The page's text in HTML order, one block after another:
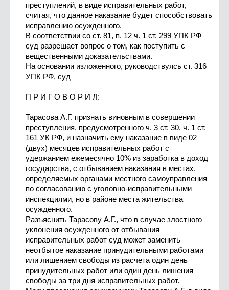
преступлений, в виде исправительных работ,
считая, что данное наказание будет способствовать
исправлению осужденного.
В соответствии со ст. 81, п. 12 ч. 1 ст. 299 УПК РФ
суд разрешает вопрос о том, как поступить с
вещественными доказательствами.
На основании изложенного, руководствуясь ст. 316
УПК РФ, суд
П Р И Г О В О Р И Л:
Тарасова А.Г. признать виновным в совершении
преступления, предусмотренного ч. 3 ст. 30, ч. 1 ст.
161 УК РФ, и назначить ему наказание в виде 02
(двух) месяцев исправительных работ с
удержанием ежемесячно 10% из заработка в доход
государства, с отбыванием наказания в местах,
определяемых органами местного самоуправления
по согласованию с уголовно-исправительными
инспекциями, но в районе места жительства
осужденного.
Разъяснить Тарасову А.Г., что в случае злостного
уклонения осужденного от отбывания
исправительных работ суд может заменить
неотбытое наказание принудительными работами
или лишением свободы из расчета один день
принудительных работ или один день лишения
свободы за три дня исправительных работ.